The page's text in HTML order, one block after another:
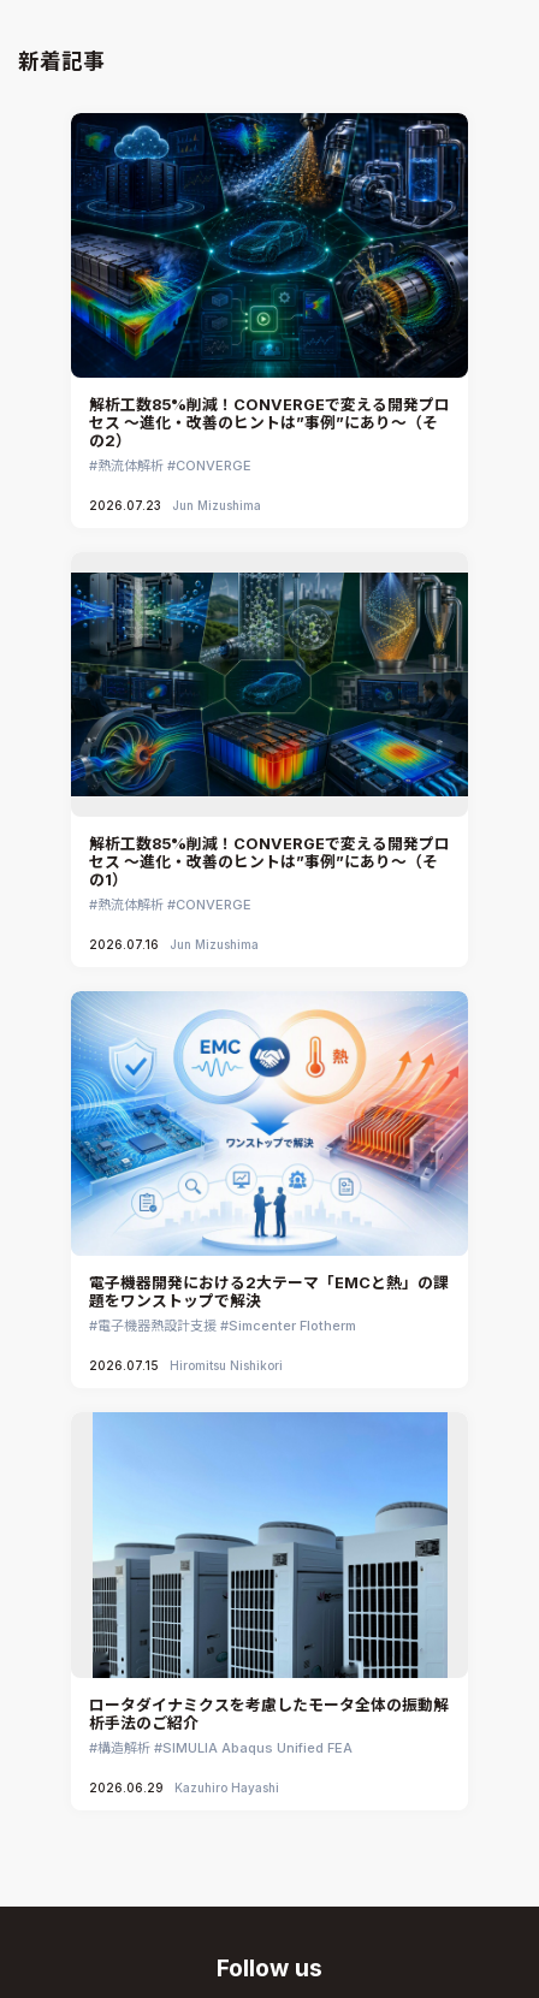
新着記事
解析工数85%削減！CONVERGEで変える開発プロ
セス ～進化・改善のヒントは”事例”にあり～（そ
の2）
熱流体解析 CONVERGE
2026.07.23 Jun Mizushima
解析工数85%削減！CONVERGEで変える開発プロ
セス ～進化・改善のヒントは”事例”にあり～（そ
の1）
熱流体解析 CONVERGE
2026.07.16 Jun Mizushima
電子機器開発における2大テーマ「EMCと熱」の課
題をワンストップで解決
電子機器熱設計支援 Simcenter Flotherm
2026.07.15 Hiromitsu Nishikori
ロータダイナミクスを考慮したモータ全体の振動解
析手法のご紹介
構造解析 SIMULIA Abaqus Unified FEA
2026.06.29 Kazuhiro Hayashi
Follow us